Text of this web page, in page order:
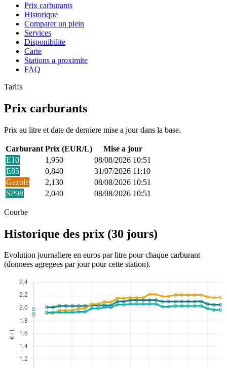
Prix carburants
Historique
Comparer un plein
Services
Disponibilite
Carte
Stations a proximite
FAQ
Tarifs
Prix carburants
Prix au litre et date de derniere mise a jour dans la base.
Carburant Prix (EUR/L)
Mise a jour
E10
1,950
08/08/2026 10:51
E85
0,840
31/07/2026 11:10
Gazole
2,130
08/08/2026 10:51
SP98
2,040 08/08/2026 10:51
Courbe
Historique des prix (30 jours)
Evolution journaliere en euros par litre pour chaque carburant
(donnees agregees par jour pour cette station).